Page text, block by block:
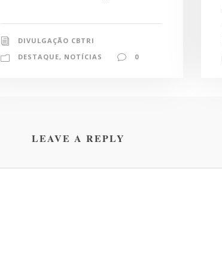
DIVULGAÇÃO CBTRI
DESTAQUE, NOTÍCIAS 0
LEAVE A REPLY